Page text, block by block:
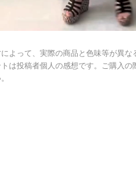
よって、実際の商品と色味等が異な
は投稿者個人の感想です。ご購入の